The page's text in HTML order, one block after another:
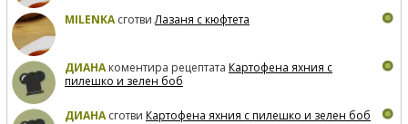
MILENKAсготвиЛазаня с кюфтета
ДИАНАкоментира рецептата Картофена яхния с
пилешко и зелен боб
ДИАНАсготви Картофена яхния с пилешко и зелен боб